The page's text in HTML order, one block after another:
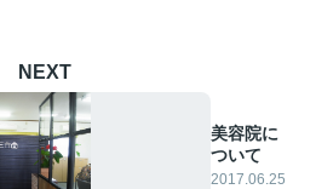
NEXT
美容院に
ついて
2017.06.25